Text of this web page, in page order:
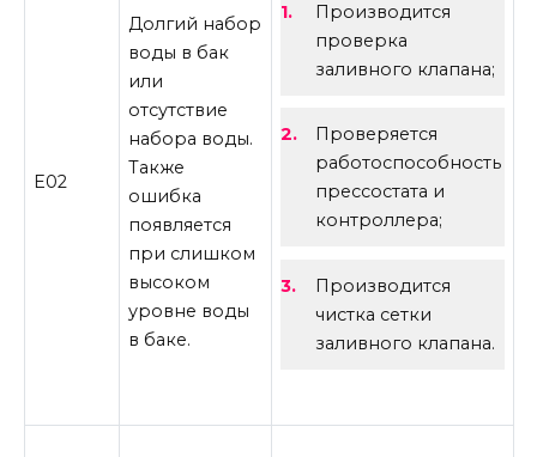
E02
Долгий набор
воды в бак
или
отсутствие
набора воды.
Также
ошибка
появляется
при слишком
высоком
уровне воды
в баке.
Производится
проверка
заливного клапана;
Проверяется
работоспособность
прессостата и
контроллера;
Производится
чистка сетки
заливного клапана.